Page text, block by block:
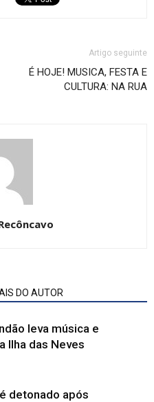
Artigo seguinte
É HOJE! MUSICA, FESTA E
CULTURA: NA RUA
DO AUTOR
leva música e
Ilha das Neves
detonado após